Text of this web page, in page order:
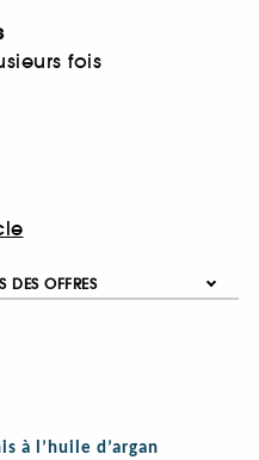
fois
DES OFFRES
à l’huile d’argan